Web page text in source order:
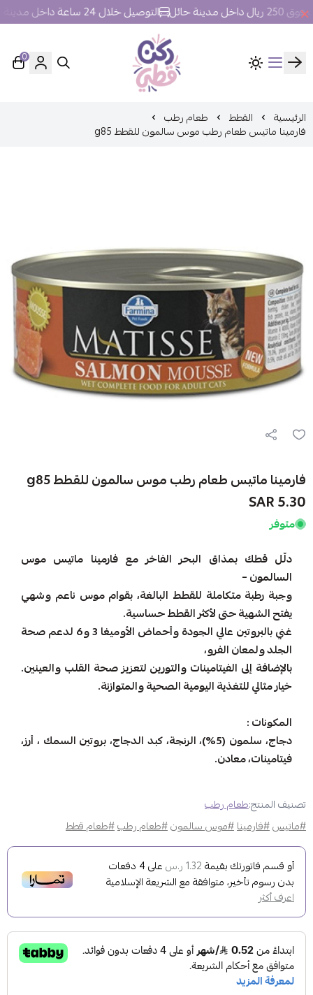
حائل التوصيل خلال 24 ساعة داخل مدينة حائل.
ركن قطي
0
الرئيسية القطط طعام رطب
فارمينا ماتيس طعام رطب موس سالمون للقطط g85
فارمينا ماتيس طعام رطب موس سالمون للقطط g85
5.30 SAR
متوفر
دلّل قطك بمذاق البحر الفاخر مع فارمينا ماتيس موس
السالمون –
وجبة رطبة متكاملة للقطط البالغة، بقوام موس ناعم وشهي
يفتح الشهية حتى لأكثر القطط حساسية.
غني بالبروتين عالي الجودة وأحماض الأوميغا 3 و6 لدعم صحة
الجلد ولمعان الفرو،
بالإضافة إلى الفيتامينات والتورين لتعزيز صحة القلب والعينين.
خيار مثالي للتغذية اليومية الصحية والمتوازنة.
المكونات :
دجاج، سلمون (5%)، الرنجة، كبد الدجاج، بروتين السمك ، أرز،
فيتامينات، معادن.
تصنيف المنتج:طعام رطب
#ماتيس#فارمينا#موس سالمون#طعام رطب#طعام قطط
أو قسم فاتورتك بقيمة 1.32 ر.س على4 دفعات
بدون رسوم تأخير، متوافقة مع الشريعة الإسلامية
اعرف أكثر